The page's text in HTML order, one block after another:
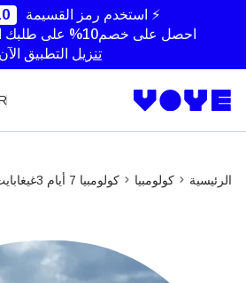
⚡ استخدم رمز القسيمة
احصل على خصم10% على طلبك الأول من التطبيق.
تنزيل التطبيق
الرئيسية كولومبيا كولومبيا 7 أيام 3غيغابايت